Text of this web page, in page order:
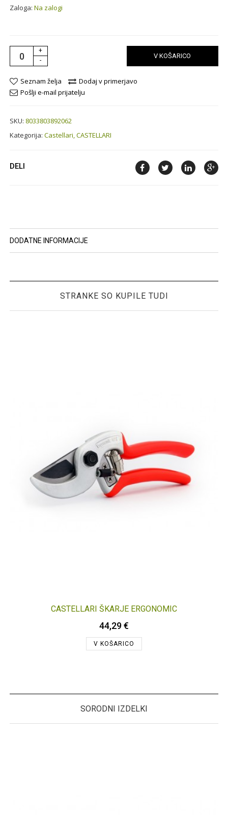
Zaloga:Na zalogi
+
-
V KOŠARICO
Seznam želja
Dodaj v primerjavo
Pošlji e-mail prijatelju
SKU: 8033803892062
Kategorija:Castellari,CASTELLARI
DELI
DODATNE INFORMACIJE
STRANKE SO KUPILE TUDI
CASTELLARI ŠKARJE ERGONOMIC
44,29 €
V KOŠARICO
SORODNI IZDELKI